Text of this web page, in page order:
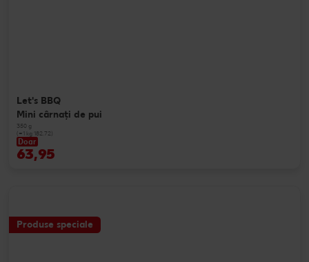
Let's BBQ
Mini cârnaţi de pui
350 g
(=1 kg 182.72)
Doar
63,95
Produse speciale